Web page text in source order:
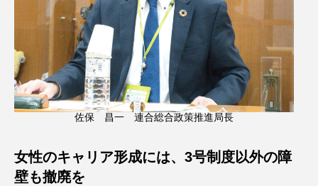
佐保 昌一 連合総合政策推進局長
女性のキャリア形成には、3号制度以外の障
壁も撤廃を